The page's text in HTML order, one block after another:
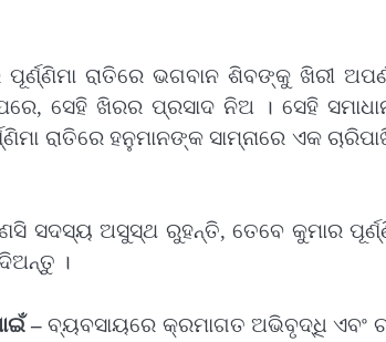
ରାତିରେ ଭଗବାନ ଶିବଙ୍କୁ ଖିରୀ
ସେହି ଖିରର ପ୍ରସାଦ ନିଅ । ସେହି
ରାତିରେ ହନୁମାନଙ୍କ ସାମ୍ନାରେ ଏକ
ସଦସ୍ୟ ଅସୁସ୍ଥ ରୁହନ୍ତି, ତେବେ କୁମାର
।
–ବ୍ୟବସାୟରେ କ୍ରମାଗତ ଅଭିବୃଦ୍ଧି ଏବଂ